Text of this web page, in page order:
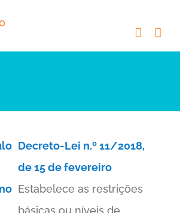
Decreto-Lei n.º 11/2018,
de 15 de fevereiro
Estabelece as restrições
básicas ou níveis de